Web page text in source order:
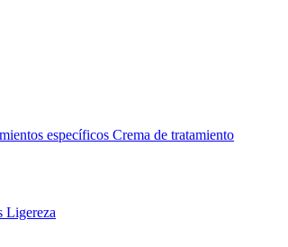
específicos Crema de tratamiento
Ligereza